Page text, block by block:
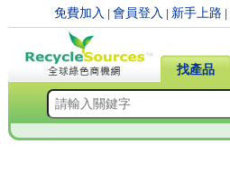
免費加入 |會員登入 新手上路
找產品